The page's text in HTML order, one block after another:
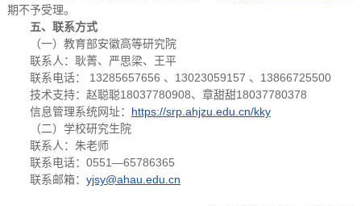
期不予受理。
五、联系方式
（一）教育部安徽高等研究院
联系人：耿菁、严思梁、王平
联系电话： 13285657656 、13023059157 、13866725500
技术支持：赵聪聪18037780908、章甜甜18037780378
信息管理系统网址： https://srp.ahjzu.edu.cn/kky
（二）学校研究生院
联系人：朱老师
联系电话：0551—65786365
联系邮箱： yjsy@ahau.edu.cn